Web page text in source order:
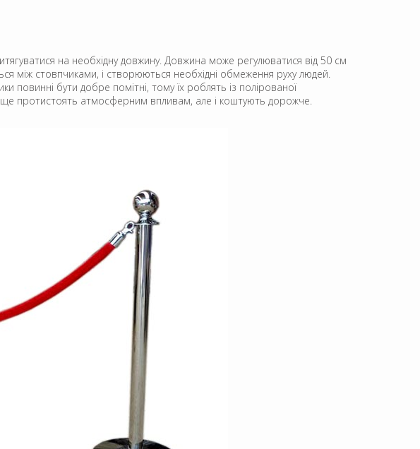
на необхідну довжину. Довжина може регулюватися від 50 см
між стовпчиками, і створюються необхідні обмеження руху людей.
повинні бути добре помітні, тому їх роблять із полірованої
протистоять атмосферним впливам, але і коштують дорожче.